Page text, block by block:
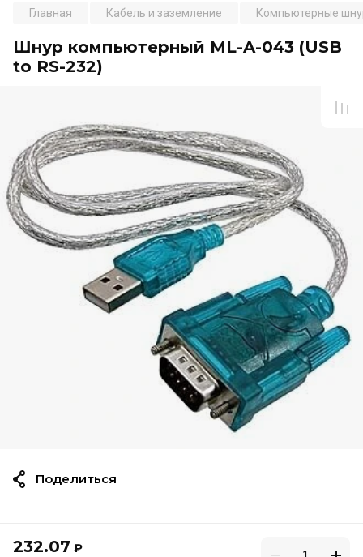
Главная Кабель и заземление Компьютерные
Шнур компьютерный ML-A-043 (USB
to RS-232)
232.07 ₽
Поделиться